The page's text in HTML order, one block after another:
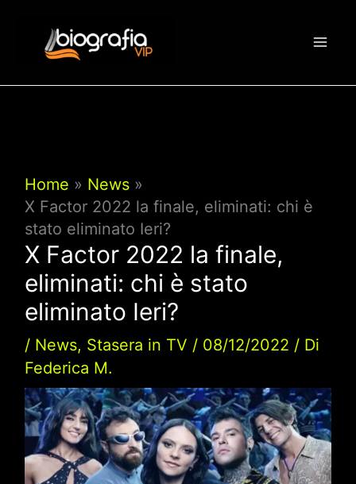
contenuto
Home
News
X Factor 2022 la finale, eliminati: chi è
stato eliminato Ieri?
X Factor 2022 la finale,
eliminati: chi è stato
eliminato Ieri?
/ News, Stasera in TV / 08/12/2022 / Di
Federica M.